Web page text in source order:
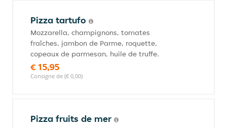
Pizza tartufo
Mozzarella, champignons, tomates
fraîches, jambon de Parme, roquette,
copeaux de parmesan, huile de truffe.
€ 15,95
Consigne de (€ 0,00)
Pizza fruits de mer